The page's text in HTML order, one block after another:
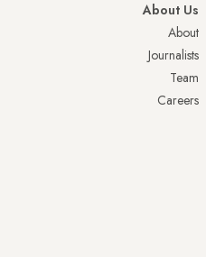
About Us
About
Journalists
Team
Careers